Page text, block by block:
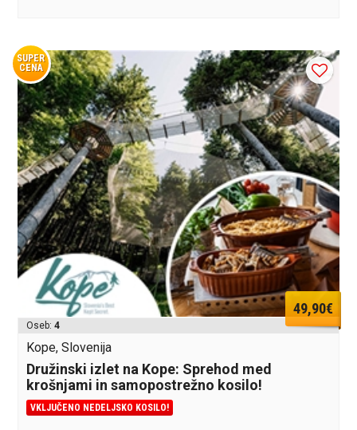
SUPER
CENA
49,90€
Oseb:4
Kope, Slovenija
Družinski izlet na Kope: Sprehod med
krošnjami in samopostrežno kosilo!
VKLJUČENO NEDELJSKO KOSILO!